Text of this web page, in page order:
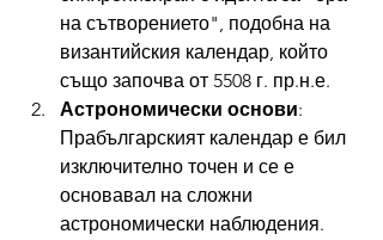
на сътворението", подобна на
византийския календар, който
също започва от 5508 г. пр.н.е.
Астрономически основи:
Прабългарският календар е бил
изключително точен и се е
основавал на сложни
астрономически наблюдения.